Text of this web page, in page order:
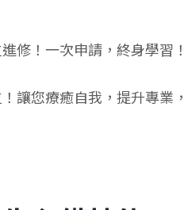
修！一次申請，終身學習！
讓您療癒自我，提升專業